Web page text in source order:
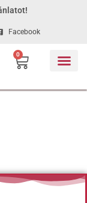
Facebook
0